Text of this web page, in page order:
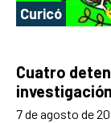
Curicó
Cuatro
7 de agosto de